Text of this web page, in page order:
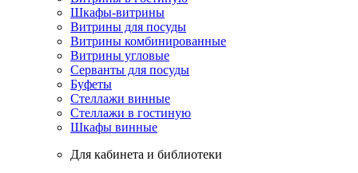
Шкафы-витрины
Витрины для посуды
Витрины комбинированные
Витрины угловые
Серванты для посуды
Буфеты
Стеллажи винные
Стеллажи в гостиную
Шкафы винные
Для кабинета и библиотеки